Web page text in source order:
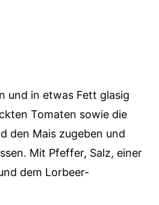
und in etwas Fett glasig
Tomaten sowie die
den Mais zugeben und
Mit Pfeffer, Salz, einer
dem Lorbeer-